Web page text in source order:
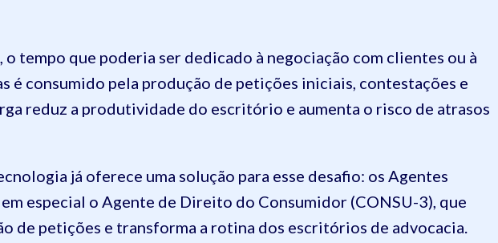
o tempo que poderia ser dedicado à negociação com clientes ou à
é consumido pela produção de petições iniciais, contestações e
reduz a produtividade do escritório e aumenta o risco de atrasos
já oferece uma solução para esse desafio: os Agentes
especial o Agente de Direito do Consumidor (CONSU-3), que
de petições e transforma a rotina dos escritórios de advocacia.